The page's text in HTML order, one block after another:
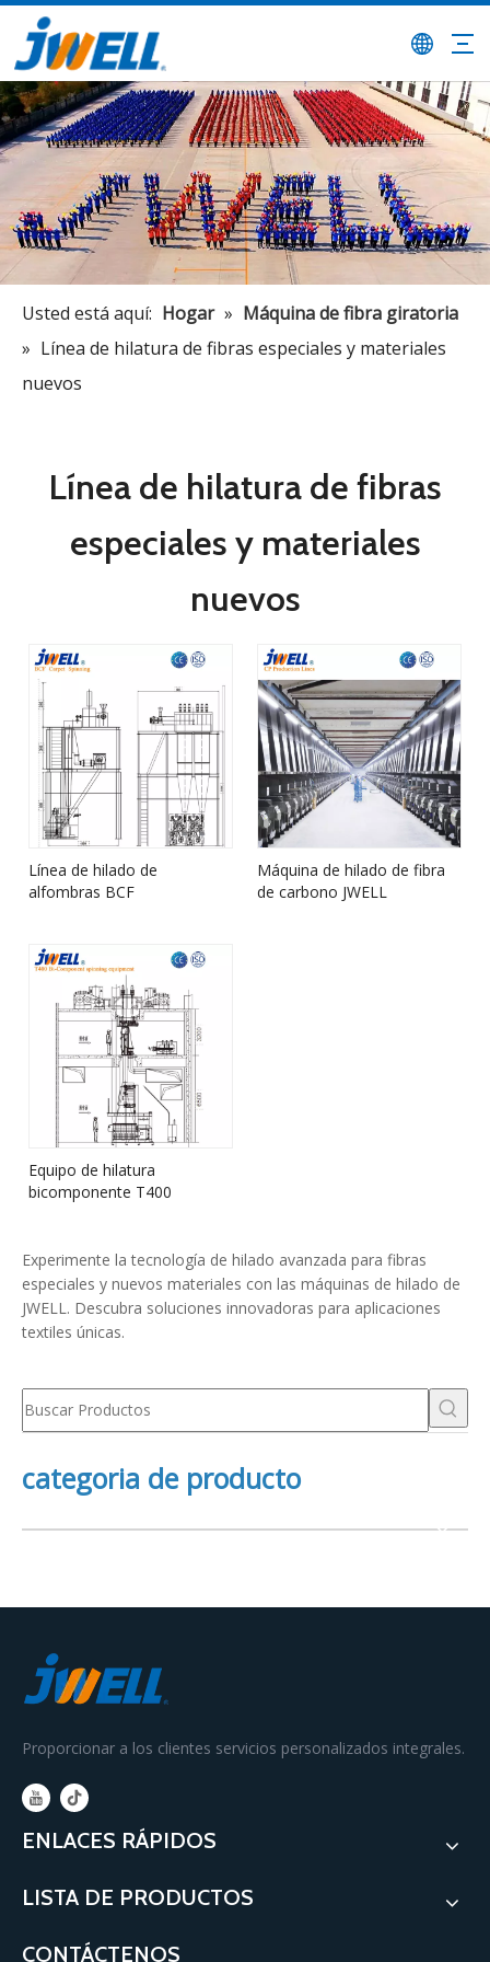
Usted está aquí: Hogar » Máquina de fibra giratoria
» Línea de hilatura de fibras especiales y materiales
nuevos
Línea de hilatura de fibras
especiales y materiales
nuevos
Línea de hilado de
alfombras BCF
Máquina de hilado de fibra
de carbono JWELL
Equipo de hilatura
bicomponente T400
Experimente la tecnología de hilado avanzada para fibras
especiales y nuevos materiales con las máquinas de hilado de
JWELL. Descubra soluciones innovadoras para aplicaciones
textiles únicas.
categoria de producto
Proporcionar a los clientes servicios personalizados integrales.
ENLACES RÁPIDOS
LISTA DE PRODUCTOS
CONTÁCTENOS